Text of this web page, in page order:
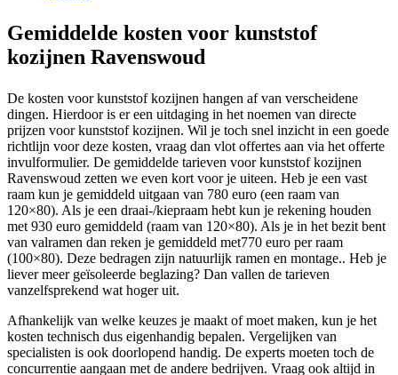
Gemiddelde kosten voor kunststof
kozijnen Ravenswoud
De kosten voor kunststof kozijnen hangen af van verscheidene
dingen. Hierdoor is er een uitdaging in het noemen van directe
prijzen voor kunststof kozijnen. Wil je toch snel inzicht in een goede
richtlijn voor deze kosten, vraag dan vlot offertes aan via het offerte
invulformulier. De gemiddelde tarieven voor kunststof kozijnen
Ravenswoud zetten we even kort voor je uiteen. Heb je een vast
raam kun je gemiddeld uitgaan van 780 euro (een raam van
120×80). Als je een draai-/kiepraam hebt kun je rekening houden
met 930 euro gemiddeld (raam van 120×80). Als je in het bezit bent
van valramen dan reken je gemiddeld met770 euro per raam
(100×80). Deze bedragen zijn natuurlijk ramen en montage.. Heb je
liever meer geïsoleerde beglazing? Dan vallen de tarieven
vanzelfsprekend wat hoger uit.
Afhankelijk van welke keuzes je maakt of moet maken, kun je het
kosten technisch dus eigenhandig bepalen. Vergelijken van
specialisten is ook doorlopend handig. De experts moeten toch de
concurrentie aangaan met de andere bedrijven. Vraag ook altijd in